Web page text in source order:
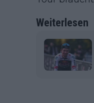
Weiterlesen